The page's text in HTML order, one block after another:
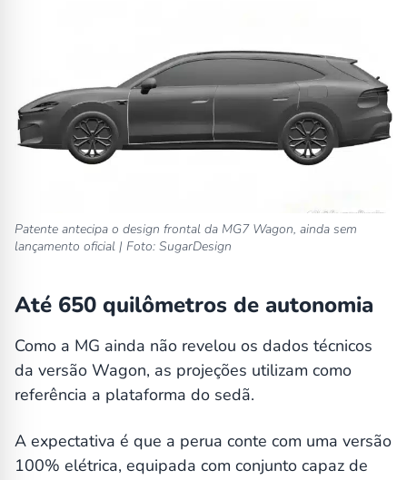
Patente antecipa o design frontal da MG7 Wagon, ainda sem
lançamento oficial | Foto: SugarDesign
Até 650 quilômetros de autonomia
Como a MG ainda não revelou os dados técnicos
da versão Wagon, as projeções utilizam como
referência a plataforma do sedã.
A expectativa é que a perua conte com uma versão
100% elétrica, equipada com conjunto capaz de